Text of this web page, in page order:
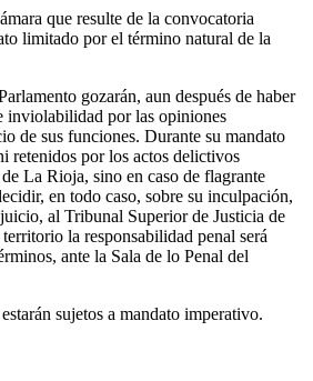
que resulte de la convocatoria
limitado por el término natural de la
gozarán, aun después de haber
inviolabilidad por las opiniones
de sus funciones. Durante su mandato
retenidos por los actos delictivos
La Rioja, sino en caso de flagrante
en todo caso, sobre su inculpación,
al Tribunal Superior de Justicia de
la responsabilidad penal será
ante la Sala de lo Penal del
sujetos a mandato imperativo.